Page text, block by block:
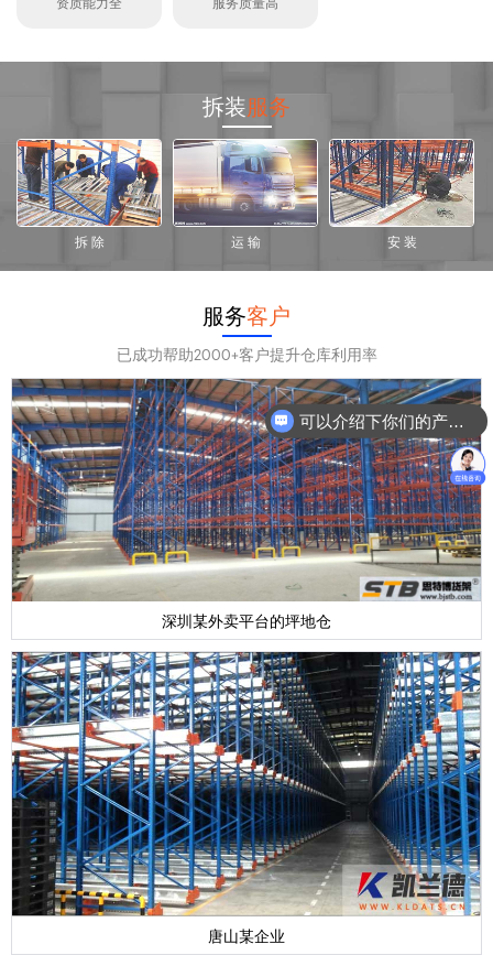
拆装服务
拆 除 运 输 安 装
服务客户
已成功帮助2000+客户提升仓库利用率
深圳某外卖平台的坪地仓
唐山某企业
可以介绍下你们的产品么？